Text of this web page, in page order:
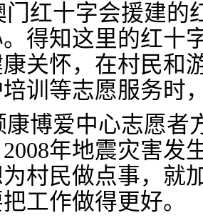
门红十字会援建的
。得知这里的红十
关怀，在村民和
训等志愿服务时
康博爱中心志愿者
2008年地震灾害发
村民做点事，就
工作做得更好。